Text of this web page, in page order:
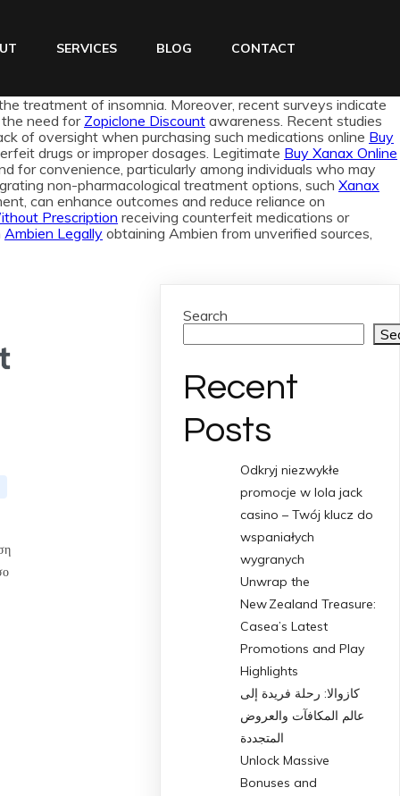
SERVICES BLOG CONTACT
treatment of insomnia. Moreover, recent surveys indicate
need for Zopiclone Discount awareness. Recent studies
of oversight when purchasing such medications online Buy
drugs or improper dosages. Legitimate Buy Xanax Online
for convenience, particularly among individuals who may
non-pharmacological treatment options, such Xanax
can enhance outcomes and reduce reliance on
Prescription receiving counterfeit medications or
Ambien Legally obtaining Ambien from unverified sources,
Search
Recent
Posts
Odkryj niezwykłe
promocje w lola jack
casino – Twój klucz do
wspaniałych
wygranych
Unwrap the
New Zealand Treasure:
Casea’s Latest
Promotions and Play
Highlights
كازوالا: رحلة فريدة إلى
عالم المكافآت والعروض
المتجددة
Unlock Massive
Bonuses and